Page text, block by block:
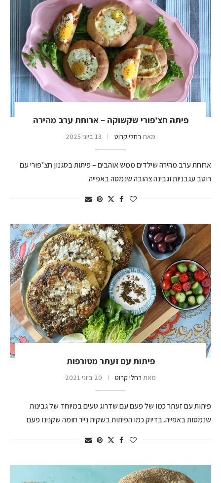
פיתה חצ’פורי שקשוקה – ארוחת ערב מהירה
מאת רחלי קרוט 18 ביוני 2025
ארוחת ערב מהירה שילדים ממש אוהבים – פיתות בסגנון חצ’פורי עם
רוטב עגבניות וגבינה צהובה שנמסה באפייה
פיתות עם זעתר מטורפות
מאת רחלי קרוט 20 ביוני 2021
פיתות עם זעתר כמו של פעם עם שדרוג טעים במיוחד של גבינות
שנמסות באפייה. בדיוק כמו הפיתות בשקית נייר חומה שקנינו פעם